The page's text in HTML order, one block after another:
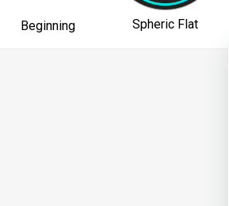
Beginning Spheric Flat